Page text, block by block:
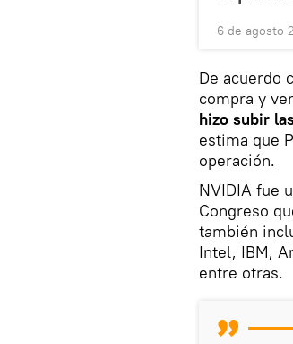
6 de agosto
De acuerdo
compra y
hizo subir
estima que
operación.
NVIDIA fue
Congreso
también
Intel, IBM,
entre otras.